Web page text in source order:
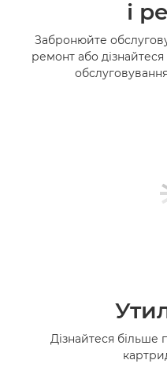
і
Забронюйте
ремонт або
Дізнайтеся більше